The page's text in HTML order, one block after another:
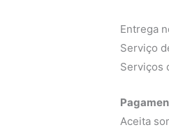
Entrega
Serviço
Serviços
Aceita